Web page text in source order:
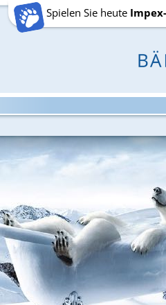
Spielen Sie heute